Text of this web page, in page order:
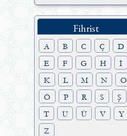
Fihrist
A B C Ç
D
E
F G H
İ
K
L M N
O
Ö
P R S
Ş
T
U Ü V
Y
Z